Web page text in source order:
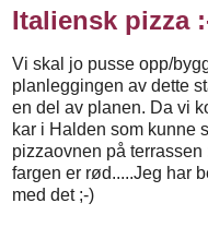
Italiensk pizza
Vi skal jo pusse opp/
planleggingen av dette
en del av planen. Da vi
kar i Halden som kunne
pizzaovnen på
fargen er rød.....Jeg har
med det ;-)